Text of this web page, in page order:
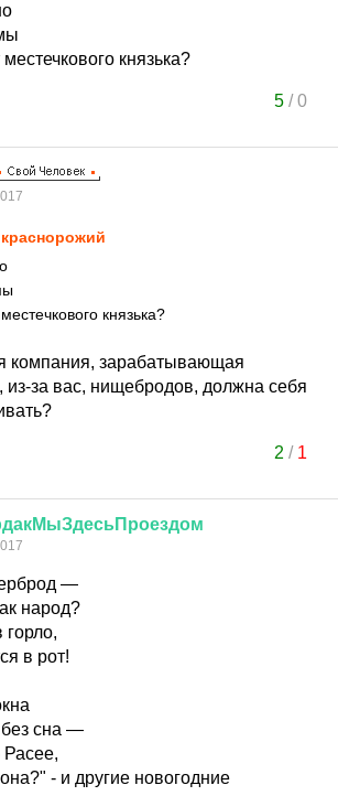
князька?
5/0
краснорожий
князька?
компания, зарабатывающая
из-за вас, нищебродов, должна себя
2 / 1
—
народ?
горло,
в рот!
сна —
- и другие новогодние